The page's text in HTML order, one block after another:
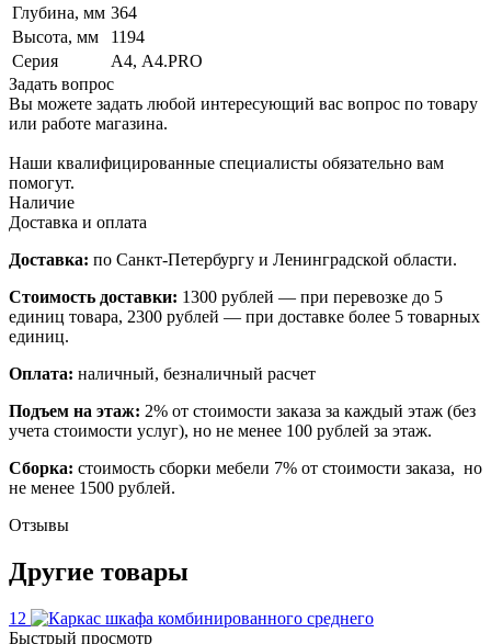
Глубина, мм 364
Высота, мм
1194
Серия
А4, А4.PRO
Задать вопрос
Вы можете задать любой интересующий вас вопрос по товару
или работе магазина.
Наши квалифицированные специалисты обязательно вам
помогут.
Наличие
Доставка и оплата
Доставка: по Санкт-Петербургу и Ленинградской области.
Стоимость доставки: 1300 рублей — при перевозке до 5
единиц товара, 2300 рублей — при доставке более 5 товарных
единиц.
Оплата: наличный, безналичный расчет
Подъем на этаж: 2% от стоимости заказа за каждый этаж (без
учета стоимости услуг), но не менее 100 рублей за этаж.
Сборка: стоимость сборки мебели 7% от стоимости заказа, но
не менее 1500 рублей.
Отзывы
Другие товары
12
Быстрый просмотр